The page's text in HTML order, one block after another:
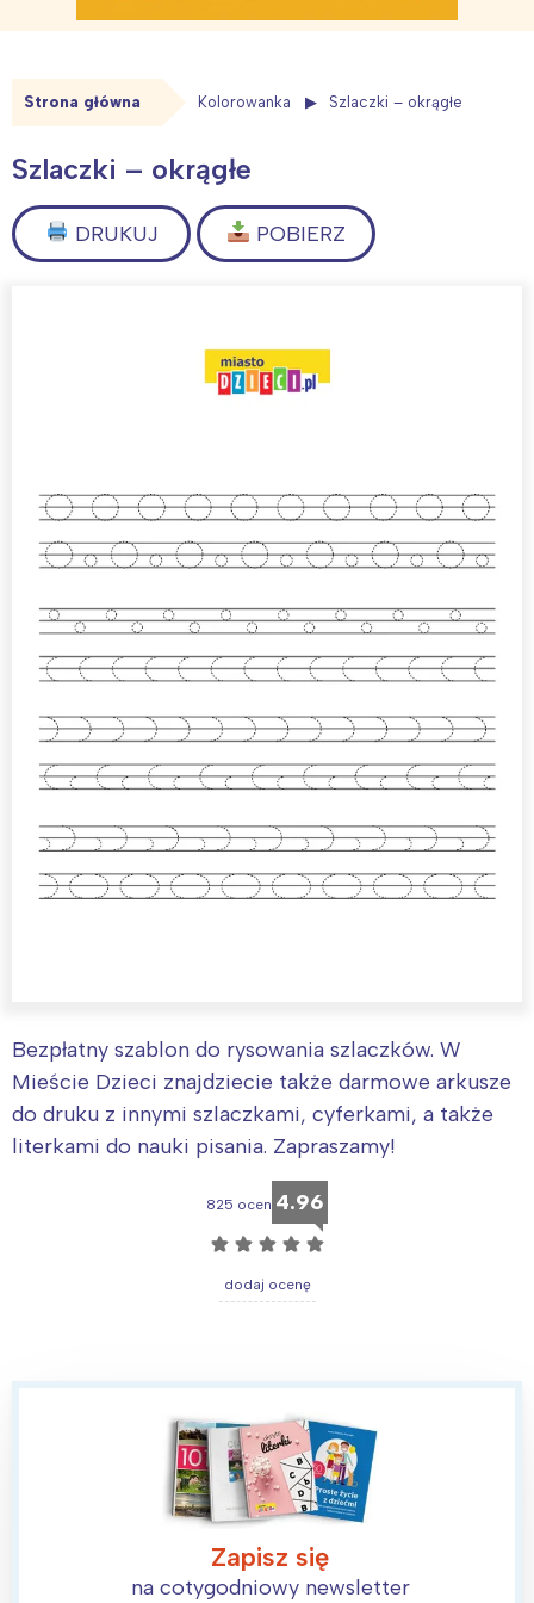
Strona główna Kolorowanka Szlaczki – okrągłe
Szlaczki – okrągłe
DRUKUJ POBIERZ
Bezpłatny szablon do rysowania szlaczków. W
Mieście Dzieci znajdziecie także darmowe arkusze
do druku z innymi szlaczkami, cyferkami, a także
literkami do nauki pisania. Zapraszamy!
825 ocen 4.96
☆ ☆ ☆ ☆ ☆
dodaj ocenę
Zapisz się
na cotygodniowy newsletter